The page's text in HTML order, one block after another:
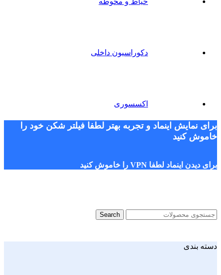
دکوراسیون داخلی
اکسسوری
برای نمایش اینماد و تجربه بهتر لطفا فیلتر شکن خود را
خاموش کنید
برای دیدن اینماد لطفا VPN را خاموش کنید
Search
دسته بندی